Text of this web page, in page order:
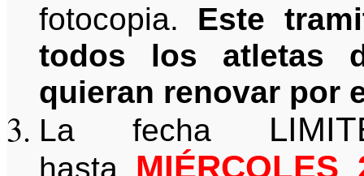
fotocopia. Este
todos los atletas
quieran renovar por
La fecha
hasta MIÉRCOLES